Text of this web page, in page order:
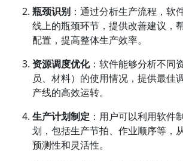
瓶颈识别 ：通过分析生产流程，软
线上的瓶颈环节，提供改善建议，
配置，提高整体生产效率。
资源调度优化：软件能够分析不同
员、材料）的使用情况，提供最佳
产线的高效运转。
生产计划制定 ：用户可以利用软件
划，包括生产节拍、作业顺序等，
预测性和灵活性。